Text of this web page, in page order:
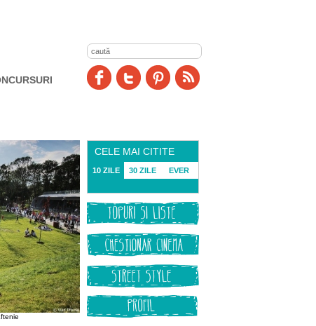
CELE MAI CITITE
10 ZILE 30 ZILE EVER